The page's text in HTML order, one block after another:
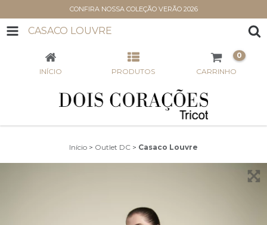
CONFIRA NOSSA COLEÇÃO VERÃO 2026
CASACO LOUVRE
INÍCIO PRODUTOS CARRINHO
0
Início > Outlet DC > Casaco Louvre